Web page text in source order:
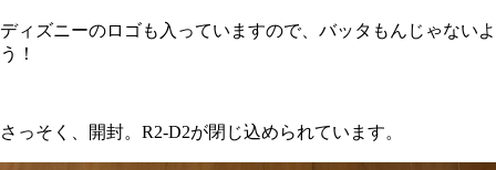
ディズニーのロゴも入っていますので、バッタもんじゃないよ
う！
さっそく、開封。R2-D2が閉じ込められています。